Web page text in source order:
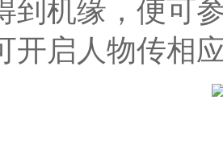
到机缘，便可
开启人物传相